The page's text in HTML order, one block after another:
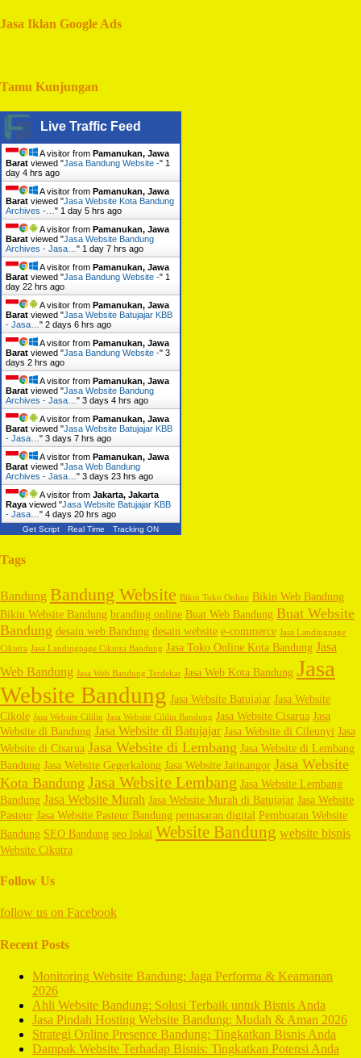
Jasa Iklan Google Ads
Tamu Kunjungan
Live Traffic Feed
A visitor from Pamanukan, Jawa
Barat viewed "Jasa Bandung Website -" 1
day 4 hrs ago
A visitor from Pamanukan, Jawa
Barat viewed "Jasa Website Kota Bandung
Archives -…" 1 day 5 hrs ago
A visitor from Pamanukan, Jawa
Barat viewed "Jasa Website Bandung
Archives - Jasa…" 1 day 7 hrs ago
A visitor from Pamanukan, Jawa
Barat viewed "Jasa Bandung Website -" 1
day 22 hrs ago
A visitor from Pamanukan, Jawa
Barat viewed "Jasa Website Batujajar KBB
- Jasa…" 2 days 6 hrs ago
A visitor from Pamanukan, Jawa
Barat viewed "Jasa Bandung Website -" 3
days 2 hrs ago
A visitor from Pamanukan, Jawa
Barat viewed "Jasa Website Bandung
Archives - Jasa…" 3 days 4 hrs ago
A visitor from Pamanukan, Jawa
Barat viewed "Jasa Website Batujajar KBB
- Jasa…" 3 days 7 hrs ago
A visitor from Pamanukan, Jawa
Barat viewed "Jasa Web Bandung
Archives - Jasa…" 3 days 23 hrs ago
A visitor from Jakarta, Jakarta
Rayaviewed "Jasa Website Batujajar KBB
- Jasa…" 4 days 20 hrs ago
Get Script Real Time Tracking ON
Tags
Bandung Bandung Website Bikin Toko Online Bikin Web Bandung
Bikin Website Bandung branding online Buat Web Bandung Buat Website
Bandung desain web Bandung desain website e-commerce Jasa Landingpage
Cikutra Jasa Landingpage Cikutra Bandung Jasa Toko Online Kota Bandung Jasa
Web Bandung Jasa Web Bandung Terdekat Jasa Web Kota Bandung Jasa
Website Bandung Jasa Website Batujajar Jasa Website
Cikole Jasa Website Cililin Jasa Website Cililin Bandung Jasa Website Cisarua Jasa
Website di Bandung Jasa Website di Batujajar Jasa Website di Cileunyi Jasa
Website di Cisarua Jasa Website di Lembang Jasa Website di Lembang
Bandung Jasa Website Gegerkalong Jasa Website Jatinangor Jasa Website
Kota Bandung Jasa Website Lembang Jasa Website Lembang
Bandung Jasa Website Murah Jasa Website Murah di Batujajar Jasa Website
Pasteur Jasa Website Pasteur Bandung pemasaran digital Pembuatan Website
Bandung SEO Bandung seo lokal Website Bandung website bisnis
Website Cikutra
Follow Us
follow us on Facebook
Recent Posts
Monitoring Website Bandung: Jaga Performa & Keamanan
2026
Ahli Website Bandung: Solusi Terbaik untuk Bisnis Anda
Jasa Pindah Hosting Website Bandung: Mudah & Aman 2026
Strategi Online Presence Bandung: Tingkatkan Bisnis Anda
Dampak Website Terhadap Bisnis: Tingkatkan Potensi Anda